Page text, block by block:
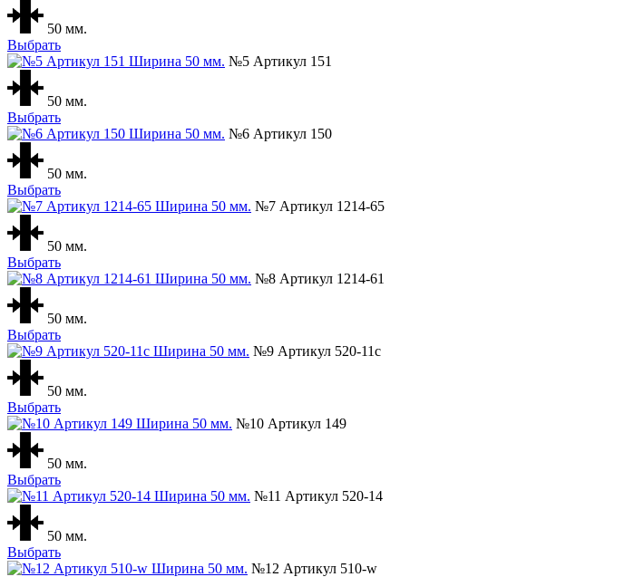
50 мм.
Выбрать
№5 Артикул 151
50 мм.
Выбрать
№6 Артикул 150
50 мм.
Выбрать
№7 Артикул 1214-65
50 мм.
Выбрать
№8 Артикул 1214-61
50 мм.
Выбрать
№9 Артикул 520-11с
50 мм.
Выбрать
№10 Артикул 149
50 мм.
Выбрать
№11 Артикул 520-14
50 мм.
Выбрать
№12 Артикул 510-w